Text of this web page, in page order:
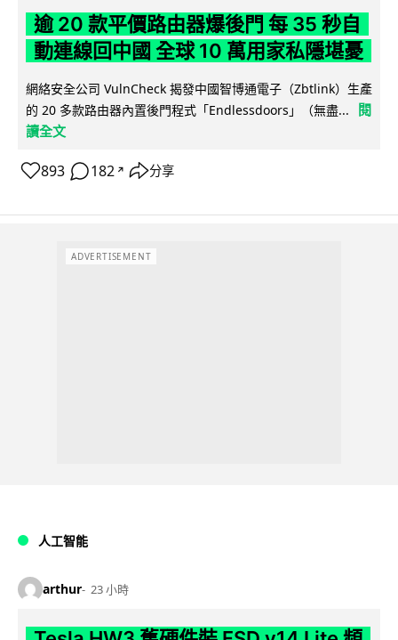
逾 20 款平價路由器爆後門 每 35 秒自
動連線回中國 全球 10 萬用家私隱堪憂
網絡安全公司 VulnCheck 揭發中國智博通電子（Zbtlink）生產
的 20 多款路由器內置後門程式「Endlessdoors」（無盡...
閱
讀全文
893 182 ↗ 分享
ADVERTISEMENT
人工智能
arthur 23 小時